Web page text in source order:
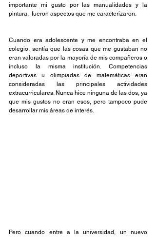
importante mi gusto por las manualidades y la
pintura,  fueron aspectos que me caracterizaron.
Cuando era adolescente y me encontraba en el
colegio, sentía que las cosas que me gustaban no
eran valoradas por la mayoría de mis compañeros o
incluso la misma institución. Competencias
deportivas u olimpiadas de matemáticas eran
consideradas las principales actividades
extracurriculares. Nunca hice ninguna de las dos, ya
que mis gustos no eran esos, pero tampoco pude
desarrollar mis áreas de interés.
Pero cuando entre a la universidad, un nuevo